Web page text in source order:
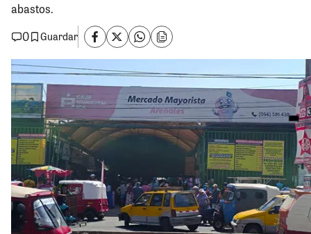
abastos.
0
Guardar